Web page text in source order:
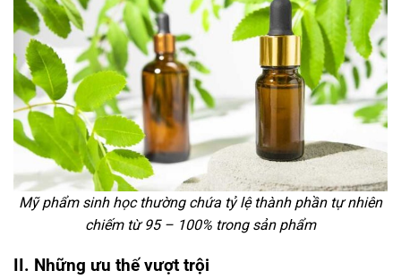
Mỹ phẩm sinh học thường chứa tỷ lệ thành phần tự nhiên
chiếm từ 95 – 100% trong sản phẩm
II. Những ưu thế vượt trội